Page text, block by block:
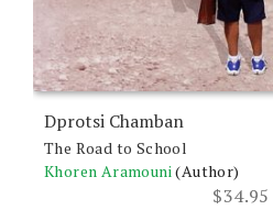
Dprotsi Chamban
The Road to School
Khoren Aramouni(Author)
$34.95